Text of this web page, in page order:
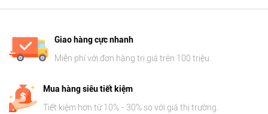
Giao hàng cực nhanh
Miễn phí với đơn hàng trị giá trên 100 triệu.
Mua hàng siêu tiết kiệm
Tiết kiệm hơn từ 10% - 30% so với giá thị trường.